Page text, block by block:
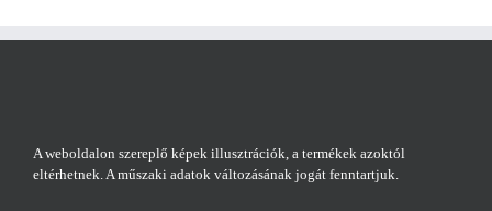
A weboldalon szereplő képek illusztrációk, a termékek azoktól
eltérhetnek. A műszaki adatok változásának jogát fenntartjuk.